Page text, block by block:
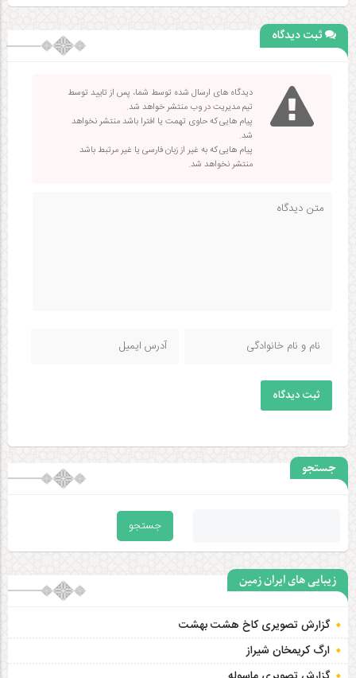
ثبت دیدگاه
دیدگاه های ارسال شده توسط شما، پس از تایید توسط
تیم مدیریت در وب منتشر خواهد شد.
پیام هایی که حاوی تهمت یا افترا باشد منتشر نخواهد
شد.
پیام هایی که به غیر از زبان فارسی یا غیر مرتبط باشد
منتشر نخواهد شد.
ثبت دیدگاه
جستجو
زیبایی های ایران زمین
گزارش تصویری کاخ هشت‌ بهشت
ارگ کریمخان شیراز